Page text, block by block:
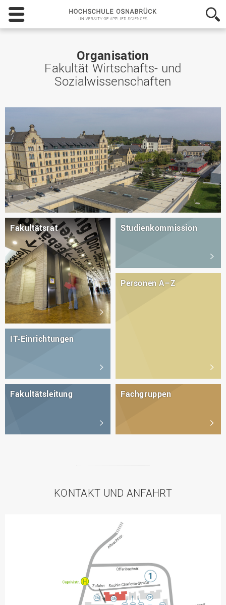
Hochschule
Osnabrück
-
Sciences
Organisation
Fakultät Wirtschafts- und
Sozialwissenschaften
Fakultätsrat
IT-Einrichtungen
Studien­kommission
Personen A–Z
Fakultätsleitung Fachgruppen
KONTAKT UND ANFAHRT